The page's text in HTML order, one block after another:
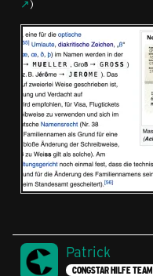
)
Patrick
CONGSTAR HILFE TEAM